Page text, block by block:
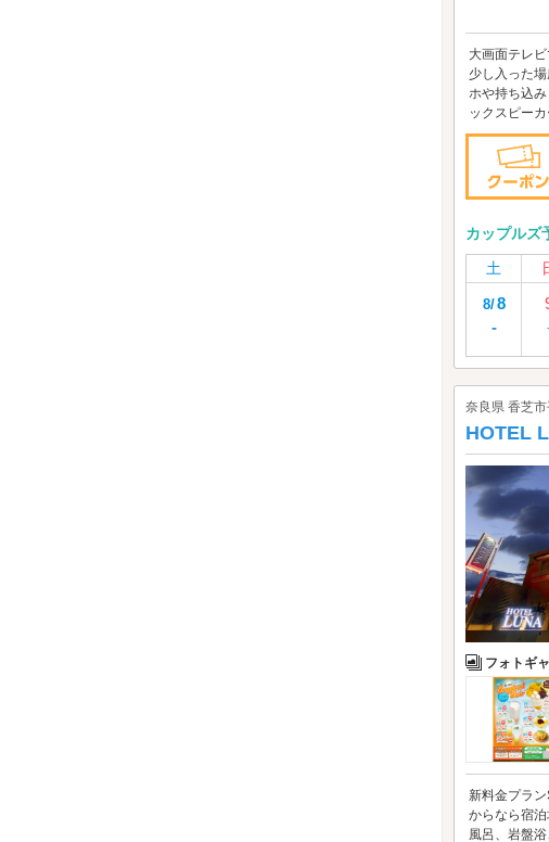
大画面テレ
少し入った
ホや持ち込
ックスピー
カップルズ
土
8/8
-
奈良県 香芝
HOTEL
フォトギ
新料金プラ
からなら宿
風呂、岩盤